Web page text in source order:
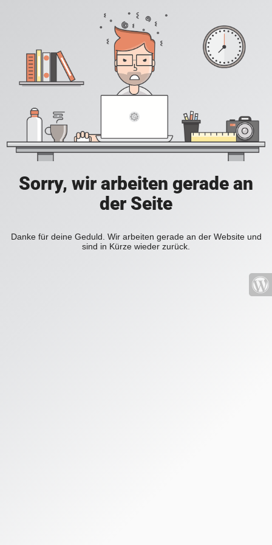
Sorry, wir arbeiten gerade an
der Seite
Danke für deine Geduld. Wir arbeiten gerade an der Website und
sind in Kürze wieder zurück.